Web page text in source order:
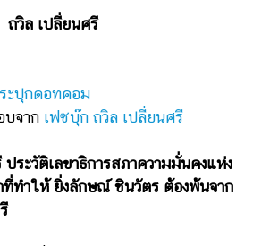
ถวิล เปลี่ยนศรี
ะปุกดอทคอม
จาก เฟซบุ๊ก ถวิล เปลี่ยนศรี
ระวัติเลขาธิการสภาความมั่นคงแห่ง
ทำให้ ยิ่งลักษณ์ ชินวัตร ต้องพ้นจาก